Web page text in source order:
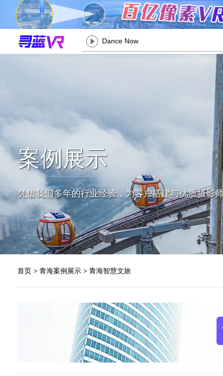
Dance Now
案例展示
凭借我们多年的行业经验，为客户搭建与优质摄影
首页 > 青海案例展示 > 青海智慧文旅